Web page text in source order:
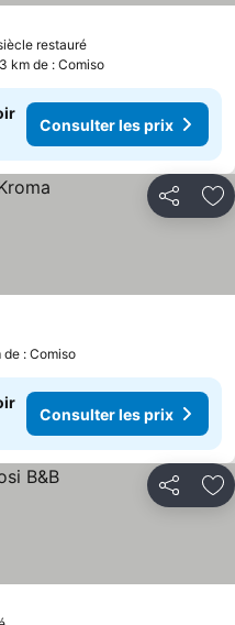
restauréConsulter les prix
km de : Comiso
Consulter les prix
Partager
les prix
de : Comiso
Consulter les prix
Partager
prix